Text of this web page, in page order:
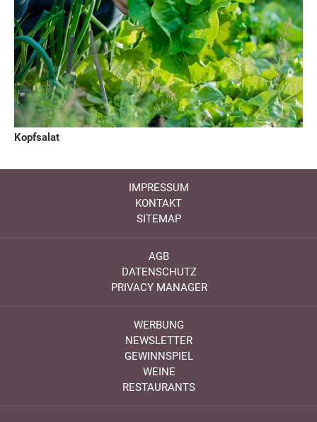
Kopfsalat
IMPRESSUM
KONTAKT
SITEMAP
AGB
DATENSCHUTZ
PRIVACY MANAGER
WERBUNG
NEWSLETTER
GEWINNSPIEL
WEINE
RESTAURANTS